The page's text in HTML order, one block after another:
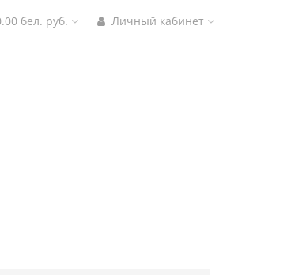
бел. руб. Личный кабинет